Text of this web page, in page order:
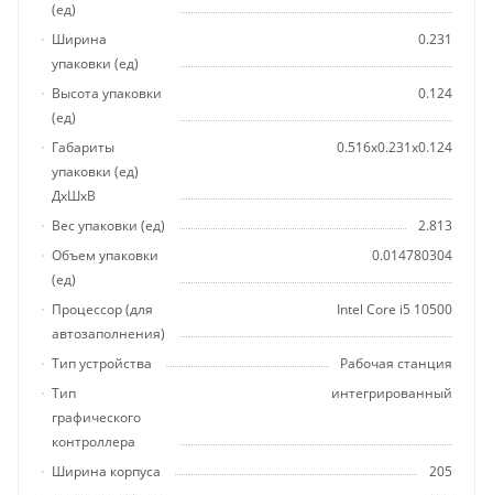
(ед)
Ширина
упаковки (ед)
0.231
Высота упаковки
(ед)
0.124
Габариты
упаковки (ед)
ДхШхВ
0.516x0.231x0.124
Вес упаковки (ед)
2.813
Объем упаковки
(ед)
0.014780304
Процессор (для
автозаполнения)
Intel Core i5 10500
Тип устройства
Рабочая станция
Тип
графического
контроллера
интегрированный
Ширина корпуса
205